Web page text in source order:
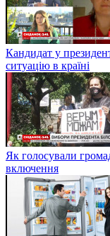
Кандидат у
ситуацію в країні
Як голосували
включення